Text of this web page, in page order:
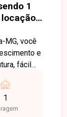
1
locação
MG, você
e
fácil
1